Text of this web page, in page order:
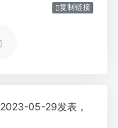
复制链接
2023-05-29发表，